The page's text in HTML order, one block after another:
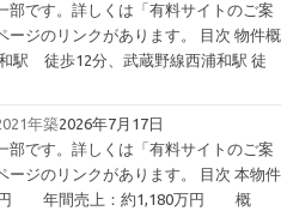
部です。詳しくは「有料サイトのご案
ージのリンクがあります。 目次 物件概
駅 徒歩12分、武蔵野線西浦和駅 徒
年築2026年7月17日
部です。詳しくは「有料サイトのご案
ージのリンクがあります。 目次 本物件
万円 年間売上：約1,180万円 概